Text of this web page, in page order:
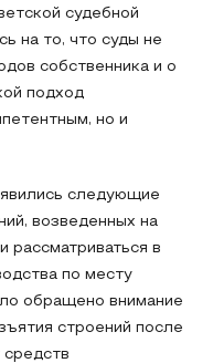
судебной
на то, что суды не
собственника и о
подход
но и
следующие
возведенных на
в
по месту
обращено внимание
строений после
средств